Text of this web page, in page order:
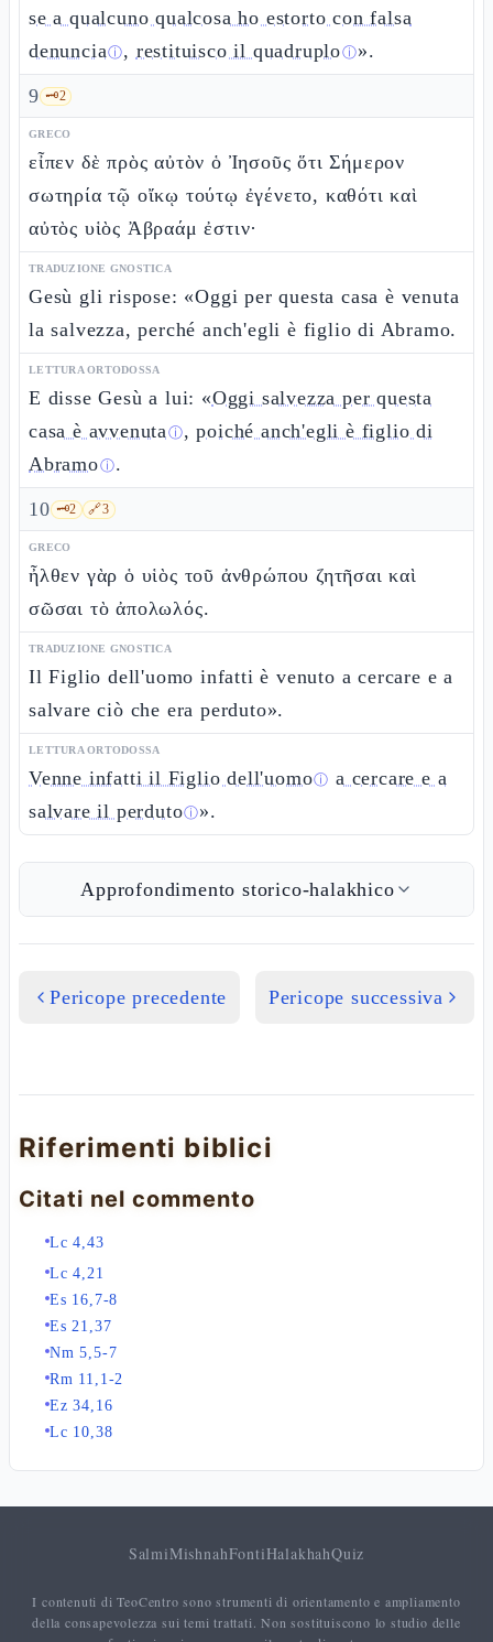
se a qualcuno qualcosa ho estorto con falsa
denunciaⓘ, restituisco il quadruploⓘ».
9 🗝️2
GRECO
εἶπεν δὲ πρὸς αὐτὸν ὁ Ἰησοῦς ὅτι Σήμερον
σωτηρία τῷ οἴκῳ τούτῳ ἐγένετο, καθότι καὶ
αὐτὸς υἱὸς Ἀβραάμ ἐστιν·
TRADUZIONE GNOSTICA
Gesù gli rispose: «Oggi per questa casa è venuta
la salvezza, perché anch'egli è figlio di Abramo.
LETTURA ORTODOSSA
E disse Gesù a lui: «Oggi salvezza per questa
casa è avvenutaⓘ,poiché anch'egli è figlio di
Abramoⓘ.
10 🗝️2 🔗3
GRECO
ἦλθεν γὰρ ὁ υἱὸς τοῦ ἀνθρώπου ζητῆσαι καὶ
σῶσαι τὸ ἀπολωλός.
TRADUZIONE GNOSTICA
Il Figlio dell'uomo infatti è venuto a cercare e a
salvare ciò che era perduto».
LETTURA ORTODOSSA
Venne infatti il Figlio dell'uomoⓘ a cercare e a
salvare il perdutoⓘ».
Approfondimento storico-halakhico
Pericope precedente Pericope successiva
Riferimenti biblici
Citati nel commento
Lc 4,43
Lc 4,21
Es 16,7-8
Es 21,37
Nm 5,5-7
Rm 11,1-2
Ez 34,16
Lc 10,38
SalmiMishnahFontiHalakhahQuiz
I contenuti di TeoCentro sono strumenti di orientamento e ampliamento
della consapevolezza sui temi trattati. Non sostituiscono lo studio delle